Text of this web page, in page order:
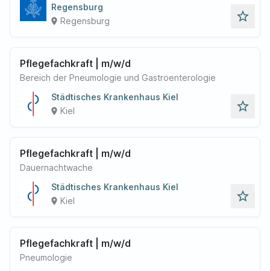
Regensburg
place Regensburg star_outline
Pflegefachkraft | m/w/d
Bereich der Pneumologie und Gastroenterologie
Städtisches Krankenhaus Kiel
place Kiel star_outline
Pflegefachkraft | m/w/d
Dauernachtwache
Städtisches Krankenhaus Kiel
place Kiel star_outline
Pflegefachkraft | m/w/d
Pneumologie